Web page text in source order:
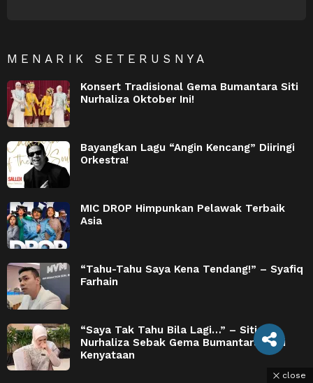
MENARIK SETERUSNYA
Konsert Tradisional Gema Bumantara Siti
Nurhaliza Oktober Ini!
Bayangkan Lagu “Angin Kencang” Diiringi
Orkestra!
MIC DROP Himpunkan Pelawak Terbaik
Asia
“Tahu-Tahu Saya Kena Tendang!” – Syafiq
Farhain
“Saya Tak Tahu Bila Lagi…” – Siti
Nurhaliza Sebak Gema Bumantara Jadi
Kenyataan
close